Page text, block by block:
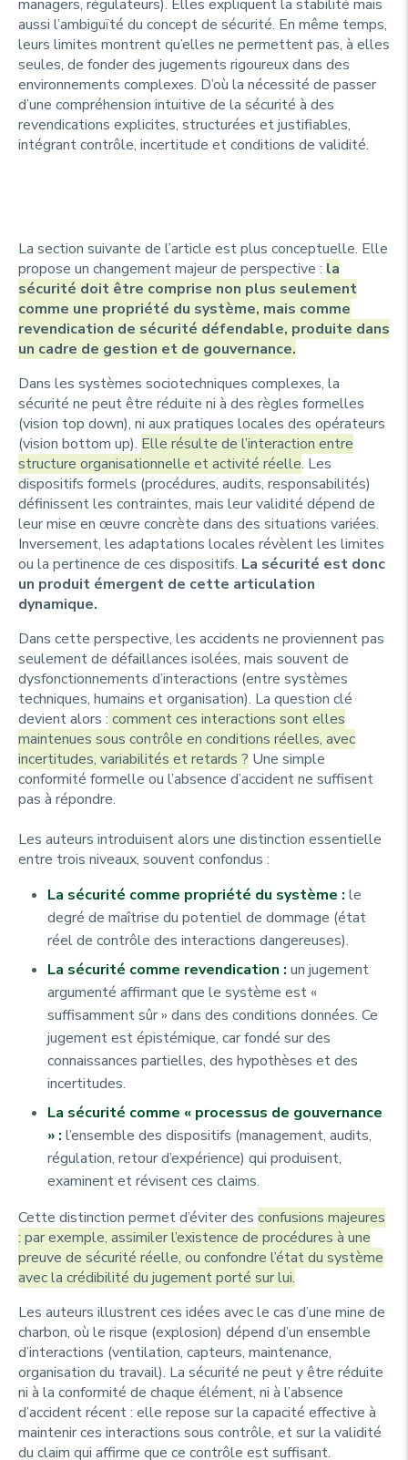
managers, régulateurs). Elles expliquent la stabilité mais
aussi l’ambiguïté du concept de sécurité. En même temps,
leurs limites montrent qu’elles ne permettent pas, à elles
seules, de fonder des jugements rigoureux dans des
environnements complexes. D’où la nécessité de passer
d’une compréhension intuitive de la sécurité à des
revendications explicites, structurées et justifiables,
intégrant contrôle, incertitude et conditions de validité.
La section suivante de l’article est plus conceptuelle. Elle
propose un changement majeur de perspective : la
sécurité doit être comprise non plus seulement
comme une propriété du système, mais comme
revendication de sécurité défendable, produite dans
un cadre de gestion et de gouvernance.
Dans les systèmes sociotechniques complexes, la
sécurité ne peut être réduite ni à des règles formelles
(vision top down), ni aux pratiques locales des opérateurs
(vision bottom up). Elle résulte de l’interaction entre
structure organisationnelle et activité réelle. Les
dispositifs formels (procédures, audits, responsabilités)
définissent les contraintes, mais leur validité dépend de
leur mise en œuvre concrète dans des situations variées.
Inversement, les adaptations locales révèlent les limites
ou la pertinence de ces dispositifs. La sécurité est donc
un produit émergent de cette articulation
dynamique.
Dans cette perspective, les accidents ne proviennent pas
seulement de défaillances isolées, mais souvent de
dysfonctionnements d’interactions (entre systèmes
techniques, humains et organisation). La question clé
devient alors : comment ces interactions sont elles
maintenues sous contrôle en conditions réelles, avec
incertitudes, variabilités et retards ? Une simple
conformité formelle ou l’absence d’accident ne suffisent
pas à répondre.
Les auteurs introduisent alors une distinction essentielle
entre trois niveaux, souvent confondus :
La sécurité comme propriété du système : le
degré de maîtrise du potentiel de dommage (état
réel de contrôle des interactions dangereuses).
La sécurité comme revendication : un jugement
argumenté affirmant que le système est «
suffisamment sûr » dans des conditions données. Ce
jugement est épistémique, car fondé sur des
connaissances partielles, des hypothèses et des
incertitudes.
La sécurité comme « processus de gouvernance
» : l’ensemble des dispositifs (management, audits,
régulation, retour d’expérience) qui produisent,
examinent et révisent ces claims.
Cette distinction permet d’éviter des confusions majeures
: par exemple, assimiler l’existence de procédures à une
preuve de sécurité réelle, ou confondre l’état du système
avec la crédibilité du jugement porté sur lui.
Les auteurs illustrent ces idées avec le cas d’une mine de
charbon, où le risque (explosion) dépend d’un ensemble
d’interactions (ventilation, capteurs, maintenance,
organisation du travail). La sécurité ne peut y être réduite
ni à la conformité de chaque élément, ni à l’absence
d’accident récent : elle repose sur la capacité effective à
maintenir ces interactions sous contrôle, et sur la validité
du claim qui affirme que ce contrôle est suffisant.